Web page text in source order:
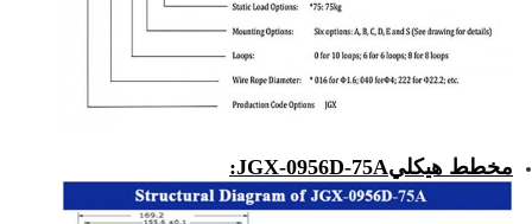
مخطط هيكلي JGX-0956D-75A
: